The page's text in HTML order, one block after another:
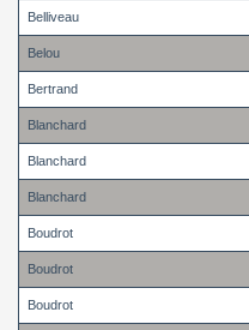
Belliveau
Belou
Bertrand
Blanchard
Blanchard
Blanchard
Boudrot
Boudrot
Boudrot